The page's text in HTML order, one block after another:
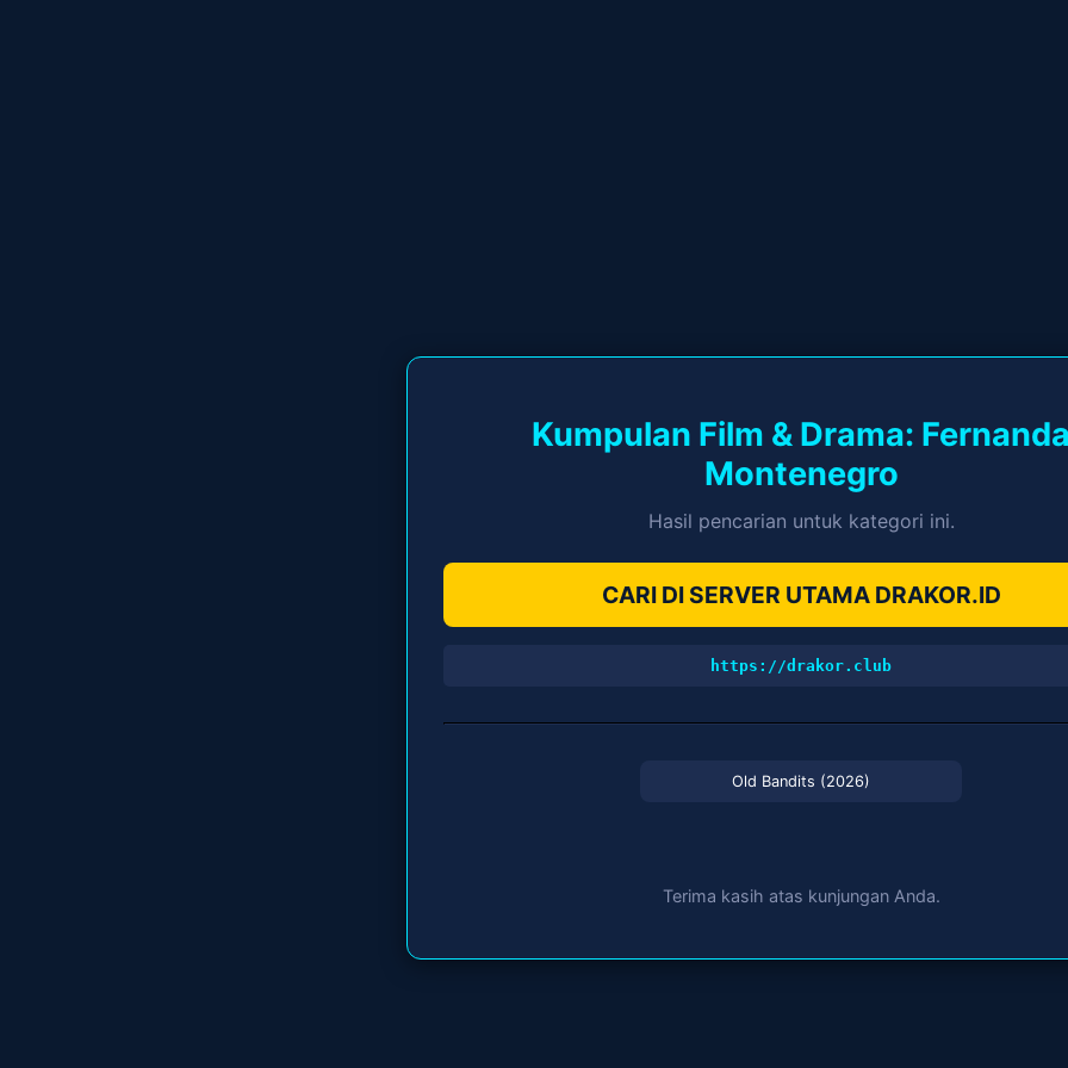
Kumpulan Film & Drama:
Montenegro
Hasil pencarian untuk kategori ini.
CARI DI SERVER UTAMA DRAKOR.ID
https://drakor.club
Old Bandits (2026)
Terima kasih atas kunjungan Anda.